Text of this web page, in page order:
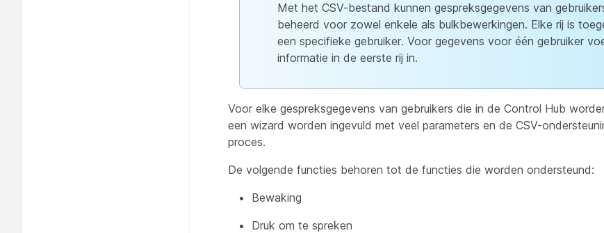
Met het CSV-bestand kunnen gespreksgegevens van
beheerd voor zowel enkele als bulkbewerkingen. Elke rij is
een specifieke gebruiker. Voor gegevens voor één gebruiker
informatie in de eerste rij in.
Voor elke gespreksgegevens van gebruikers die in de Control Hub
een wizard worden ingevuld met veel parameters en de CSV-
proces.
De volgende functies behoren tot de functies die worden ondersteund:
Bewaking
Druk om te spreken